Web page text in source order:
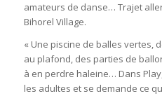
amateurs de danse… Trajet
Bihorel Village.
« Une piscine de balles vertes,
au plafond, des parties de
à en perdre haleine… Dans
les adultes et se demande ce